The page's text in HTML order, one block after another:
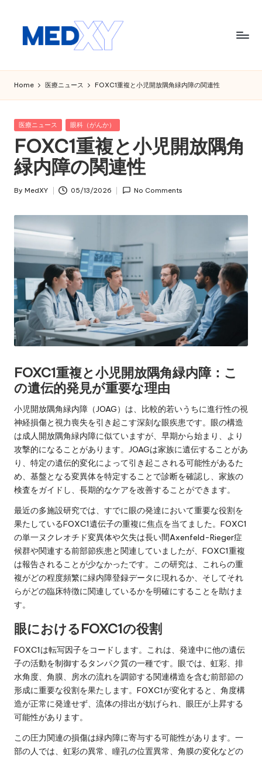
M
e
d
x
y
A
I
Home 医療ニュース FOXC1重複と小児開放隅角緑内障の関連性
Posted
医療ニュース 眼科（がんか）
FOXC1重複と小児開放隅角
緑内障の関連性
Posted
By MedXY 05/13/2026 No Comments
FOXC1重複と小児開放隅角緑内障：こ
の遺伝的発見が重要な理由
小児開放隅角緑内障（JOAG）は、比較的若いうちに進行性の視
神経損傷と視力喪失を引き起こす深刻な眼疾患です。眼の構造
は成人開放隅角緑内障に似ていますが、早期から始まり、より
攻撃的になることがあります。JOAGは家族に遺伝することがあ
り、特定の遺伝的変化によって引き起こされる可能性があるた
め、基盤となる変異体を特定することで診断を確認し、家族の
検査をガイドし、長期的なケアを改善することができます。
最近の多施設研究では、すでに眼の発達において重要な役割を
果たしているFOXC1遺伝子の重複に焦点を当てました。FOXC1
の単一ヌクレオチド変異体や欠失は長い間Axenfeld-Rieger症
候群や関連する前部節疾患と関連していましたが、FOXC1重複
は報告されることが少なかったです。この研究は、これらの重
複がどの程度頻繁に緑内障登録データに現れるか、そしてそれ
らがどの臨床特徴に関連しているかを明確にすることを助けま
す。
眼におけるFOXC1の役割
FOXC1は転写因子をコードします。これは、発達中に他の遺伝
子の活動を制御するタンパク質の一種です。眼では、虹彩、排
水角度、角膜、房水の流れを調節する関連構造を含む前部節の
形成に重要な役割を果たします。FOXC1が変化すると、角度構
造が正常に発達せず、流体の排出が妨げられ、眼圧が上昇する
可能性があります。
この圧力関連の損傷は緑内障に寄与する可能性があります。一
部の人では、虹彩の異常、瞳孔の位置異常、角膜の変化などの